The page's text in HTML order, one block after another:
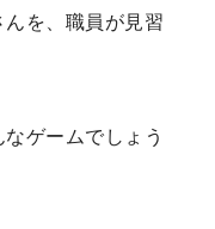
を、職員が見習
ゲームでしょう